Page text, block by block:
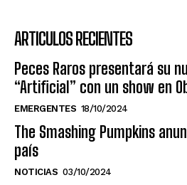
ARTICULOS RECIENTES
Peces Raros presentará su
“Artificial” con un show en
EMERGENTES 18/10/2024
The Smashing Pumpkins
país
NOTICIAS 03/10/2024